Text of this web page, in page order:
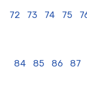
72 73 74 75
84 85 86 87